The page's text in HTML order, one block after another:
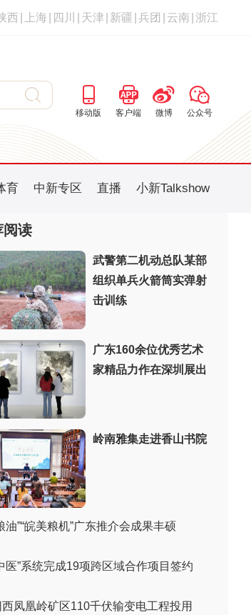
西 上海 四川 天津 新疆 兵团 云南 浙江
移动版 客户端 微博 公众号
育 中新专区 直播 小新Talkshow
阅读
武警第二机动总队某部
组织单兵火箭筒实弹射
击训练
广东160余位优秀艺术
家精品力作在深圳展出
岭南雅集走进香山书院
油”“皖美粮机”广东推介会成果丰硕
医”系统完成19项跨区域合作项目签约
西凤凰岭矿区110千伏输变电工程投用